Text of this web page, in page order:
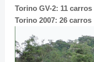
Torino GV-2: 11 carros
Torino 2007: 26 carros